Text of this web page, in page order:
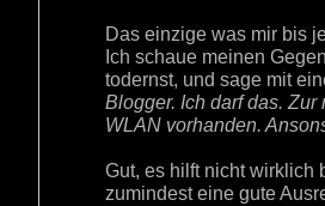
Das einzige was mir bis
Ich schaue meinen
todernst, und sage mit
Blogger. Ich darf das.
WLAN vorhanden.
Gut, es hilft nicht wirklich
zumindest eine gute